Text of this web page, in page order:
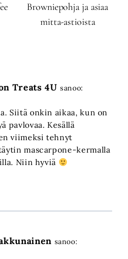
Browniepohja ja asiaa
mitta-astioista
Treats 4U sanoo:
Siitä onkin aikaa, kun on
pavlovaa. Kesällä
viimeksi tehnyt
mascarpone-kermalla
Niin hyviä
sanoo: